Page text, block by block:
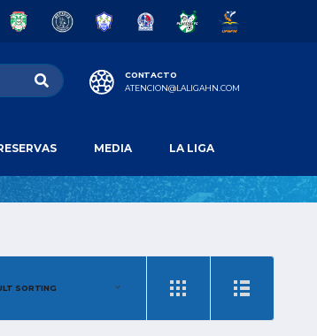
CONTACTO
ATENCION@LALIGAHN.COM
MEDIA LA LIGA